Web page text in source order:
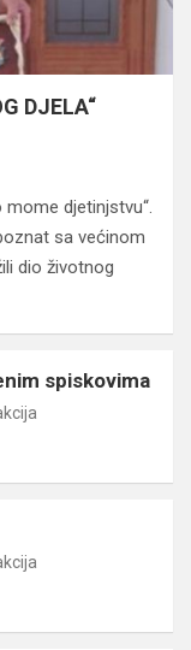
DJELA“
djetinjstvu“.
sa većinom
dio životnog
spiskovima